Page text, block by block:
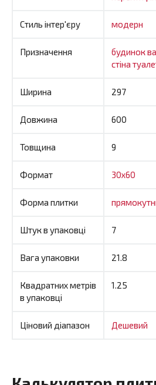
Стиль інтер'єру модерн
Призначення будинок
стіна
Ширина 297
Довжина 600
Товщина 9
Формат 30x60
Форма плитки
Штук в упаковці 7
Вага упаковки 21.8
Квадратних метрів
в упаковці
1.25
Ціновий діапазон Дешевий